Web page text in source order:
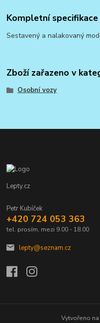
Kompletní specifikace
Sestavený a nalakovaný
Zboží zařazeno v
Osobní vozy
Lepty.cz
Petr Kubíček
+420 724 053 363
tel. prosím, mezi 9.00 - 18.00
lepty@seznam.cz
Vytvořeno na